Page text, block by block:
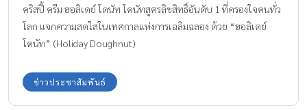
คริสปี้ ครีม ฮอลิเดย์ โดนัท โดนัทสูตรลิขสิทธิ์อันดับ 1 ที่ครองใจคนทั่ว
โลก แจกความสดใสในเทศกาลแห่งการเฉลิมฉลอง ด้วย “ฮอลิเดย์
โดนัท” (Holiday Doughnut)
ข่าวประชาสัมพันธ์